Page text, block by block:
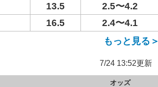
13.5
2.5〜4.2
16.5
2.4〜4.1
もっと見る＞
7/24 13:52更新
オッズ